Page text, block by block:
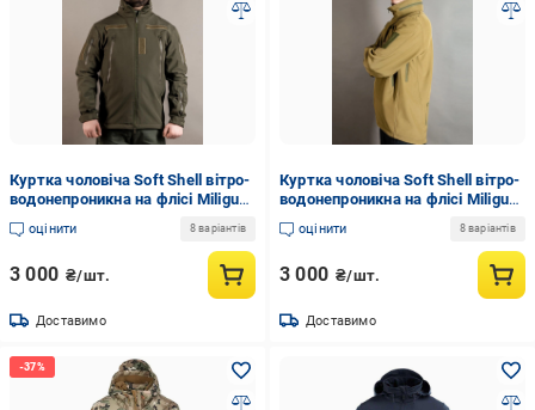
Куртка чоловіча Soft Shell вітро-
водонепроникна на флісі Miligus
XL р. 54 Олива
оцінити 8 варіантів
3 000 ₴/шт.
Доставимо
Куртка чоловіча Soft Shell вітро-
водонепроникна на флісі Miligus
осінь/весна XL р. 54 Койот
оцінити 8 варіантів
3 000 ₴/шт.
Доставимо